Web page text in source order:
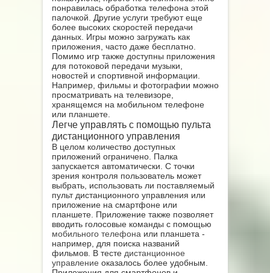
понравилась обработка телефона этой
палочкой. Другие услуги требуют еще
более высоких скоростей передачи
данных. Игры можно загружать как
приложения, часто даже бесплатно.
Помимо игр также доступны приложения
для потоковой передачи музыки,
новостей и спортивной информации.
Например, фильмы и фотографии можно
просматривать на телевизоре,
хранящемся на мобильном телефоне
или планшете.
Легче управлять с помощью пульта
дистанционного управления
В целом количество доступных
приложений ограничено. Палка
запускается автоматически. С точки
зрения контроля пользователь может
выбрать, использовать ли поставляемый
пульт дистанционного управления или
приложение на смартфоне или
планшете. Приложение также позволяет
вводить голосовые команды с помощью
мобильного телефона или планшета -
например, для поиска названий
фильмов. В тесте дистанционное
управление оказалось более удобным.